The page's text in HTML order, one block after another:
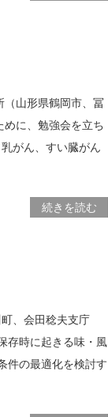
山形県鶴岡市、冨
めに、勉強会を立ち
がん、すい臓がん
続きを読む
、会田稔夫支庁
存時に起きる味・風
件の最適化を検討す